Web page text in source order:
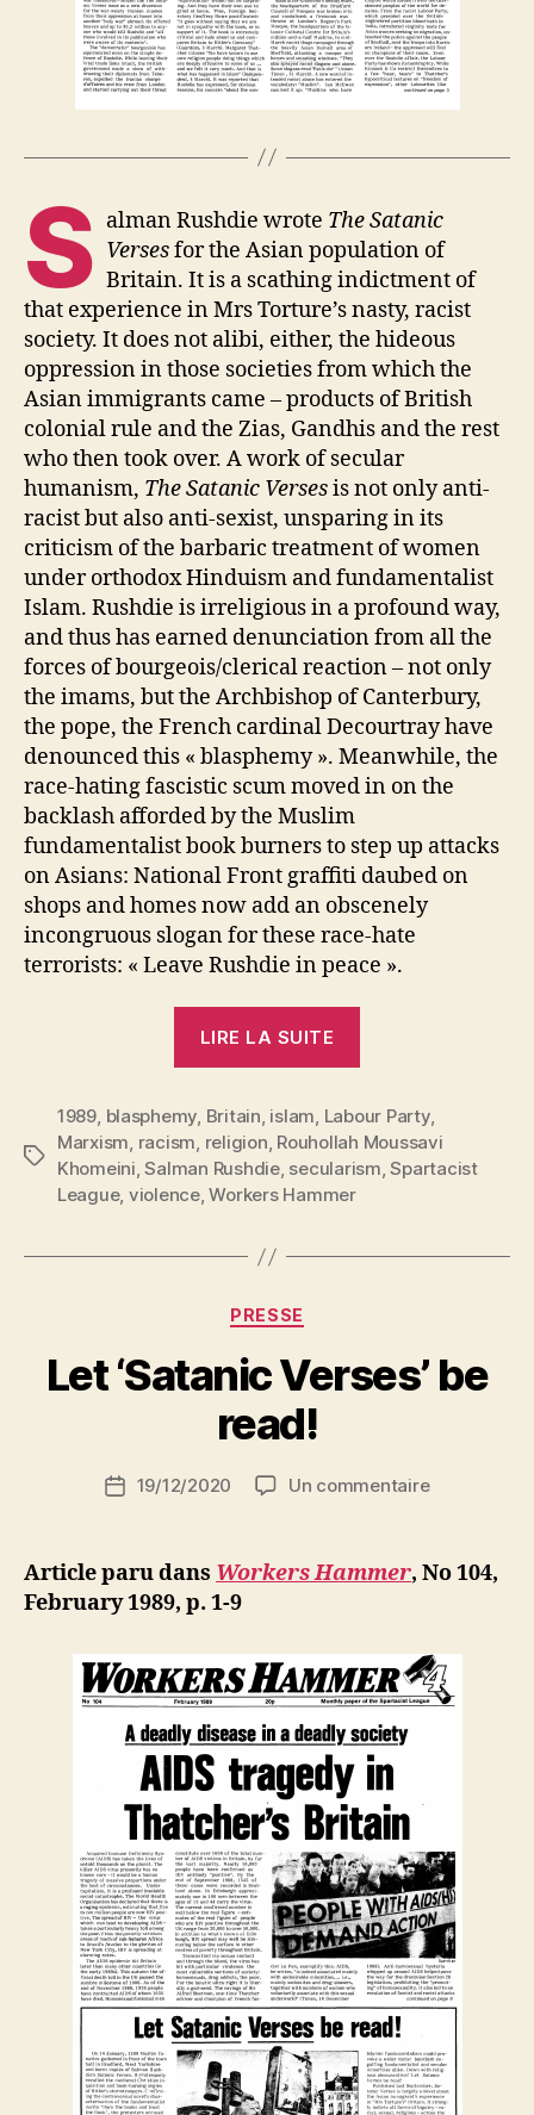
S alman Rushdie wrote The Satanic
Versesfor the Asian population of
Britain. It is a scathing indictment of
that experience in Mrs Torture’s nasty, racist
society. It does not alibi, either, the hideous
oppression in those societies from which the
Asian immigrants came – products of British
colonial rule and the Zias, Gandhis and the rest
who then took over. A work of secular
humanism, The Satanic Versesis not only anti-
racist but also anti-sexist, unsparing in its
criticism of the barbaric treatment of women
under orthodox Hinduism and fundamentalist
Islam. Rushdie is irreligious in a profound way,
and thus has earned denunciation from all the
forces of bourgeois/clerical reaction – not only
the imams, but the Archbishop of Canterbury,
the pope, the French cardinal Decourtray have
denounced this « blasphemy ». Meanwhile, the
race-hating fascistic scum moved in on the
backlash afforded by the Muslim
fundamentalist book burners to step up attacks
on Asians: National Front graffiti daubed on
shops and homes now add an obscenely
incongruous slogan for these race-hate
terrorists: « Leave Rushdie in peace ».
LIRE LA SUITE
« blasphemy ».
Bloody
Inquisition
Étiquettes
1989, blasphemy, Britain, islam, Labour Party,
Marxism, racism, religion, Rouhollah Moussavi
Khomeini,Salman Rushdie, secularism,Spartacist
League, violence,Workers Hammer
Catégories
PRESSE
Let ‘Satanic Verses’ be
read!
Auteur
de
P
a
r
S
N
ji
b
Date19/12/2020 Un commentairesur
Verses’
Article paru dans Workers Hammer, No 104,
February 1989, p. 1-9